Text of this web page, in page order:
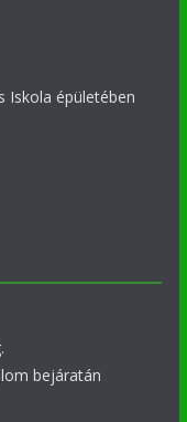
Iskola épületében
bejáratán